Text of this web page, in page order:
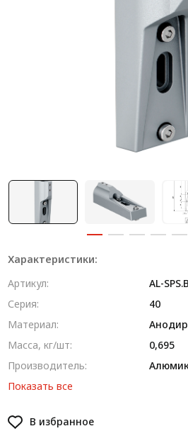
Алюминиевые промышленные
Алюминиевая промышленная
Крейты и кассеты Subrack
Профиль строительного
Радиаторный алюминиевый
Лист алюминиевый
Метрический крепеж
Конструкции из профиля
Услуги дополнительной
Характеристики:
Артикул:
AL-
Серия:
40
Материал:
Масса, кг/шт:
0,695
Производитель:
Показать все
В избранное